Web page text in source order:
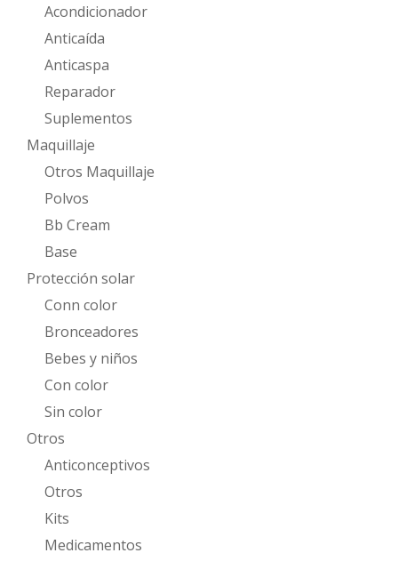
Acondicionador
Anticaída
Anticaspa
Reparador
Suplementos
Maquillaje
Otros Maquillaje
Polvos
Bb Cream
Base
Protección solar
Conn color
Bronceadores
Bebes y niños
Con color
Sin color
Otros
Anticonceptivos
Otros
Kits
Medicamentos